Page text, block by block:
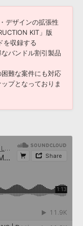
デザインの拡張性
KIT」版
を収録する
なバンドル割引製品
難な案件にも対応
プとなっておりま